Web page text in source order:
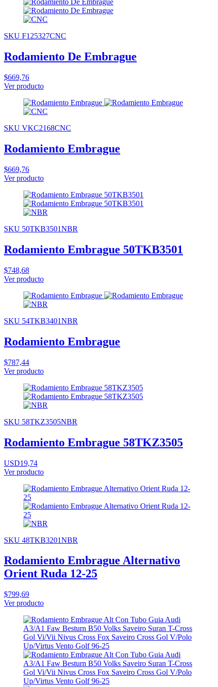
SKU F125327CNC
Rodamiento De Embrague
$669,76
Ver producto
SKU VKC2168CNC
Rodamiento Embrague
$669,76
Ver producto
SKU 50TKB3501NBR
Rodamiento Embrague 50TKB3501
$748,68
Ver producto
SKU 54TKB3401NBR
Rodamiento Embrague
$787,44
Ver producto
SKU 58TKZ3505NBR
Rodamiento Embrague 58TKZ3505
USD19,74
Ver producto
SKU 48TKB3201NBR
Rodamiento Embrague Alternativo
Orient Ruda 12-25
$799,69
Ver producto